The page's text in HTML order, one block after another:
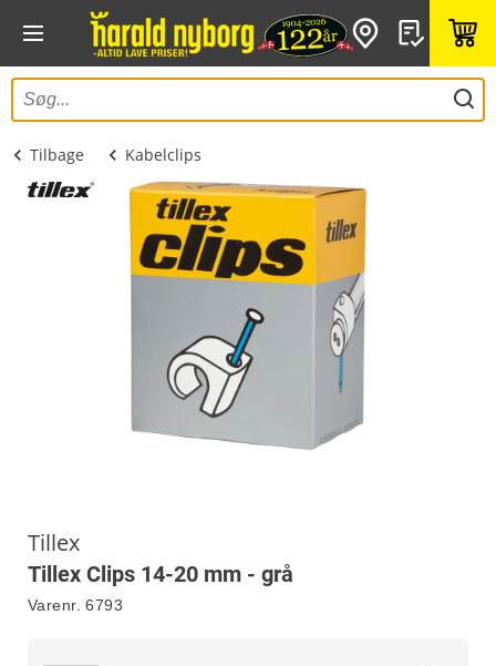
Tilbage Kabelclips
Tillex
Tillex Clips 14-20 mm - grå
Varenr. 6793